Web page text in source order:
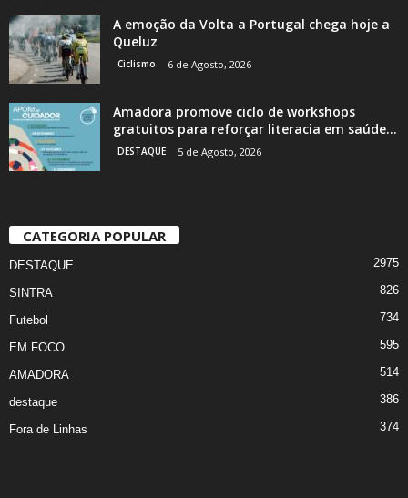
A emoção da Volta a Portugal chega hoje a
Queluz
Ciclismo 6 de Agosto, 2026
Amadora promove ciclo de workshops
gratuitos para reforçar literacia em saúde...
DESTAQUE 5 de Agosto, 2026
CATEGORIA POPULAR
DESTAQUE 2975
SINTRA 826
Futebol 734
EM FOCO 595
AMADORA 514
destaque 386
Fora de Linhas 374